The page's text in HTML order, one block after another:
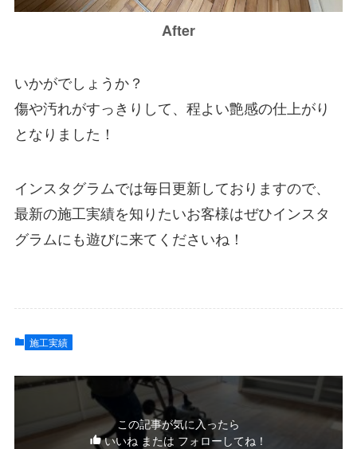
After
いかがでしょうか？
傷や汚れがすっきりして、程よい艶感の仕上がり
となりました！
インスタグラムでは毎日更新しておりますので、
最新の施工実績を知りたいお客様はぜひインスタ
グラムにも遊びに来てくださいね！
施工実績
この記事が気に入ったら
いいね または フォローしてね！